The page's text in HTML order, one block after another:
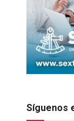
Síguenos